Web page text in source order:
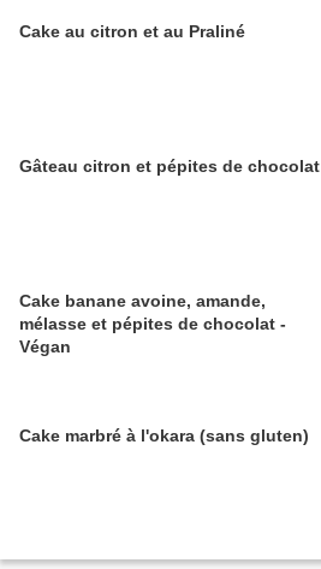
Cake au citron et au Praliné
Gâteau citron et pépites de chocolat
Cake banane avoine, amande,
mélasse et pépites de chocolat -
Végan
Cake marbré à l'okara (sans gluten)